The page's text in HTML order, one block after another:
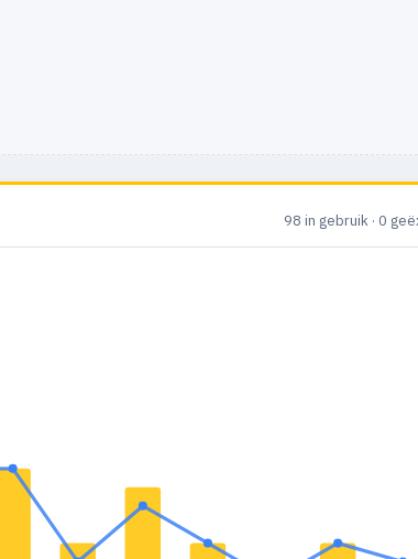
98 in gebruik · 0